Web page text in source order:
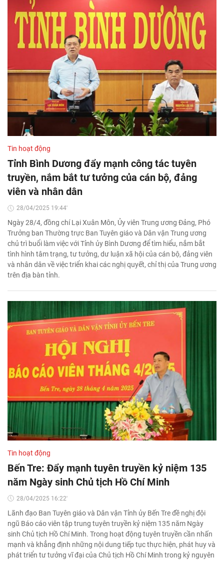
Tin hoạt động
Tỉnh Bình Dương đẩy mạnh công tác tuyên
truyền, nắm bắt tư tưởng của cán bộ, đảng
viên và nhân dân
28/04/2025 19:44'
Ngày 28/4, đồng chí Lại Xuân Môn, Ủy viên Trung ương Đảng, Phó
Trưởng ban Thường trực Ban Tuyên giáo và Dân vận Trung ương
chủ trì buổi làm việc với Tỉnh ủy Bình Dương để tìm hiểu, nắm bắt
tình hình tâm trạng, tư tưởng, dư luận xã hội của cán bộ, đảng viên
và nhân dân về việc triển khai các nghị quyết, chỉ thị của Trung ương
trên địa bàn tỉnh.
Tin hoạt động
Bến Tre: Đẩy mạnh tuyên truyền kỷ niệm 135
năm Ngày sinh Chủ tịch Hồ Chí Minh
28/04/2025 16:22'
Lãnh đạo Ban Tuyên giáo và Dân vận Tỉnh ủy Bến Tre đề nghị đội
ngũ Báo cáo viên tập trung tuyên truyền kỷ niệm 135 năm Ngày
sinh Chủ tịch Hồ Chí Minh. Trong hoạt động tuyên truyền cần nhấn
mạnh và khẳng định những nội dung tiếp tục thực hiện, phát huy và
phát triển tư tưởng vĩ đại của Chủ tịch Hồ Chí Minh trong kỷ nguyên